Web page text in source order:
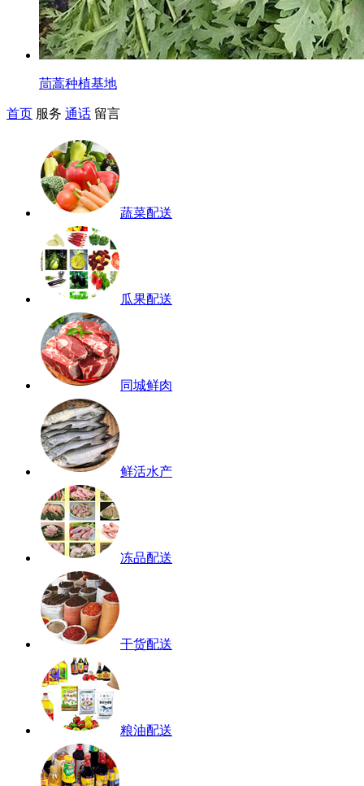
茼蒿种植基地
首页 服务 通话 留言
蔬菜配送
瓜果配送
同城鲜肉
鲜活水产
冻品配送
干货配送
粮油配送